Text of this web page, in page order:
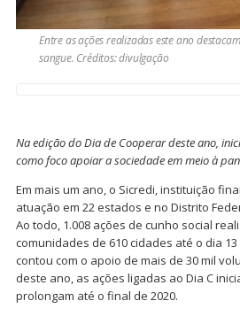
Entre as ações realizadas este ano
sangue. Créditos: divulgação
Na edição do Dia de Cooperar deste ano,
como foco apoiar a sociedade em meio à
Em mais um ano, o Sicredi, instituição
atuação em 22 estados e no Distrito
Ao todo, 1.008 ações de cunho social
comunidades de 610 cidades até o dia
contou com o apoio de mais de 30 mil
deste ano, as ações ligadas ao Dia C
prolongam até o final de 2020.